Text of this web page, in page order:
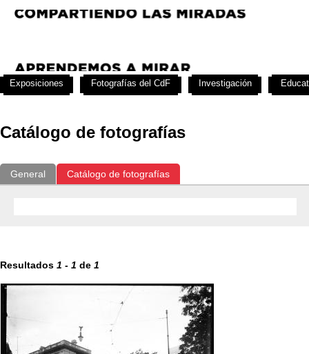
Catálogo de fotografías
General Catálogo de fotografías
Resultados 1 - 1 de 1
Exposiciones Fotografías del CdF Investigación